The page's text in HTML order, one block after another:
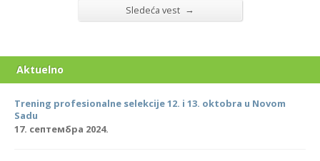
Sledeća vest →
Aktuelno
Trening profesionalne selekcije 12. i 13. oktobra u Novom
Sadu
17. септембра 2024.